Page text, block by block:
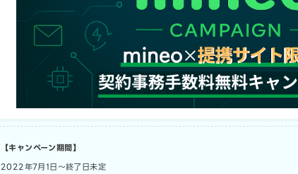
【キャンペーン期間】
2022年7月1日～終了日未定